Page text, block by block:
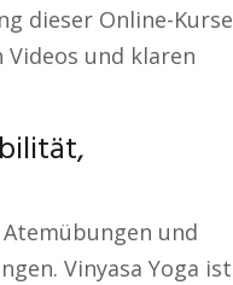
dieser Online-Kurse
und klaren
und
Vinyasa Yoga ist